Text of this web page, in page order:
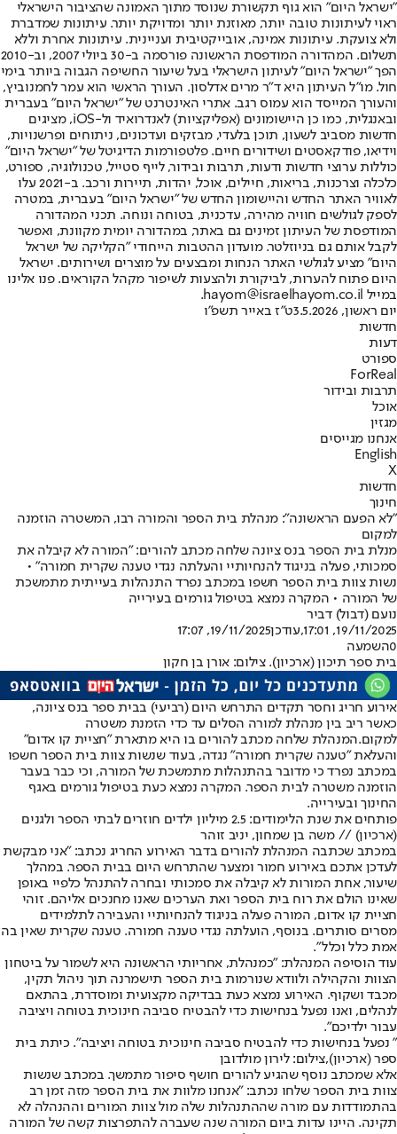
"ישראל היום" הוא גוף תקשורת שנוסד מתוך האמונה שהציבור הישראלי
ראוי לעיתונות טובה יותר, מאוזנת יותר ומדויקת יותר. עיתונות שמדברת
ולא צועקת. עיתונות אמינה, אובייקטיבית ועניינית. עיתונות אחרת וללא
תשלום. המהדורה המודפסת הראשונה פורסמה ב-30 ביולי 2007, וב-2010
הפך "ישראל היום" לעיתון הישראלי בעל שיעור החשיפה הגבוה ביותר בימי
חול. מו"ל העיתון היא ד"ר מרים אדלסון. העורך הראשי הוא עמר לחמנוביץ,
והעורך המייסד הוא עמוס רגב. אתרי האינטרנט של "ישראל היום" בעברית
ובאנגלית, כמו כן היישומונים (אפליקציות) לאנדרואיד ול-iOS, מציגים
חדשות מסביב לשעון, תוכן בלעדי, מבזקים ועדכונים, ניתוחים ופרשנויות,
וידיאו, פודקאסטים ושידורים חיים. פלטפורמות הדיגיטל של "ישראל היום"
כוללות ערוצי חדשות ודעות, תרבות ובידור, לייף סטייל, טכנולוגיה, ספורט,
כלכלה וצרכנות, בריאות, חיילים, אוכל, יהדות, תיירות ורכב. ב-2021 עלו
לאוויר האתר החדש והיישומון החדש של "ישראל היום" בעברית, במטרה
לספק לגולשים חוויה מהירה, עדכנית, בטוחה ונוחה. תכני המהדורה
המודפסת של העיתון זמינים גם באתר, במהדורה יומית מקוונת, ואפשר
לקבל אותם גם בניוזלטר. מועדון ההטבות הייחודי "הקליקה של ישראל
היום" מציע לגולשי האתר הנחות ומבצעים על מוצרים ושירותים. ישראל
היום פתוח להערות, לביקורת ולהצעות לשיפור מקהל הקוראים. פנו אלינו
במייל hayom@israelhayom.co.il.
יום ראשון, 3.5.2026
ט"ז באייר תשפ"ו
חדשות
דעות
ספורט
ForReal
תרבות ובידור
אוכל
מגזין
אנחנו מגייסים
English
X
חדשות
חינוך
"לא הפעם הראשונה": מנהלת בית הספר והמורה רבו, המשטרה הוזמנה
למקום
מנלת בית הספר בנס ציונה שלחה מכתב להורים: "המורה לא קיבלה את
סמכותי, פעלה בניגוד להנחיותיי והעלתה נגדי טענה שקרית חמורה" •
נשות צוות בית הספר חשפו במכתב נפרד התנהלות בעייתית מתמשכת
של המורה • המקרה נמצא בטיפול גורמים בעירייה
נועם (דבול) דביר
19/11/2025, 17:01
,עודכן19/11/2025, 17:07
0השמעה
בית ספר תיכון (ארכיון). צילום: אורן בן חקון
אירוע חריג וחסר תקדים התרחש היום (רביעי) בבית ספר בנס ציונה,
כאשר ריב בין מנהלת למורה הסלים עד כדי הזמנת משטרה
למקום.המנהלת שלחה מכתב להורים בו היא מתארת "חציית קו אדום"
והעלאת "טענה שקרית חמורה" נגדה, בעוד שנשות צוות בית הספר חשפו
במכתב נפרד כי מדובר בהתנהלות מתמשכת של המורה, וכי כבר בעבר
הוזמנה משטרה לבית הספר. המקרה נמצא כעת בטיפול גורמים באגף
החינוך ובעירייה.
פותחים את שנת הלימודים: 2.5 מיליון ילדים חוזרים לבתי הספר ולגנים
(ארכיון) // משה בן שמחון, יניב זוהר
במכתב שכתבה המנהלת להורים בדבר האירוע החריג נכתב: "אני מבקשת
לעדכן אתכם באירוע חמור ומצער שהתרחש היום בבית הספר. במהלך
שיעור, אחת המורות לא קיבלה את סמכותי ובחרה להתנהל כלפיי באופן
שאינו הולם את רוח בית הספר ואת הערכים שאנו מחנכים אליהם. זוהי
חציית קו אדום, המורה פעלה בניגוד להנחיותיי והעבירה לתלמידים
מסרים סותרים. בנוסף, הועלתה נגדי טענה חמורה. טענה שקרית שאין בה
אמת כלל וכלל".
עוד הוסיפה המנהלת: "כמנהלת, אחריותי הראשונה היא לשמור על ביטחון
הצוות והקהילה ולוודא שנורמות בית הספר תישמרנה תוך ניהול תקין,
מכבד ושקוף. האירוע נמצא כעת בבדיקה מקצועית ומוסדרת, בהתאם
לנהלים, ואנו נפעל בנחישות כדי להבטיח סביבה חינוכית בטוחה ויציבה
עבור ילדיכם".
" נפעל בנחישות כדי להבטיח סביבה חינוכית בטוחה ויציבה". כיתת בית
ספר (ארכיון),צילום: לירון מולדובן
אלא שמכתב נוסף שהגיע להורים חושף סיפור מתמשך. במכתב שנשות
צוות בית הספר שלחו נכתב: "אנחנו מלוות את בית הספר מזה זמן רב
בהתמודדות עם מורה שההתנהלות שלה מול צוות המורים וההנהלה לא
תקינה. היינו עדות ביום המורה שנה שעברה להתפרצות קשה של המורה